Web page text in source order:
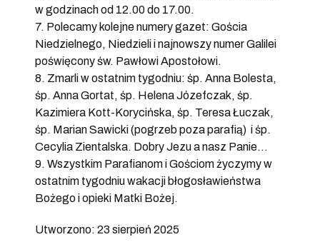
w godzinach od 12.00 do 17.00.
7. Polecamy kolejne numery gazet: Gościa
Niedzielnego, Niedzieli i najnowszy numer Galilei
poświęcony św. Pawłowi Apostołowi.
8. Zmarli w ostatnim tygodniu: śp. Anna Bolesta,
śp. Anna Gortat, śp. Helena Józefczak, śp.
Kazimiera Kott-Korycińska, śp. Teresa Łuczak,
śp. Marian Sawicki (pogrzeb poza parafią) i śp.
Cecylia Zientalska. Dobry Jezu a nasz Panie…
9. Wszystkim Parafianom i Gościom życzymy w
ostatnim tygodniu wakacji błogosławieństwa
Bożego i opieki Matki Bożej.
Utworzono: 23 sierpień 2025